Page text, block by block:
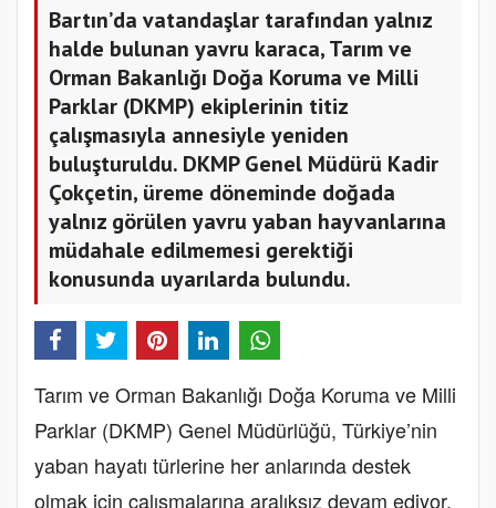
Bartın’da vatandaşlar tarafından yalnız
halde bulunan yavru karaca, Tarım ve
Orman Bakanlığı Doğa Koruma ve Milli
Parklar (DKMP) ekiplerinin titiz
çalışmasıyla annesiyle yeniden
buluşturuldu. DKMP Genel Müdürü Kadir
Çokçetin, üreme döneminde doğada
yalnız görülen yavru yaban hayvanlarına
müdahale edilmemesi gerektiği
konusunda uyarılarda bulundu.
Tarım ve Orman Bakanlığı Doğa Koruma ve Milli
Parklar (DKMP) Genel Müdürlüğü, Türkiye’nin
yaban hayatı türlerine her anlarında destek
olmak için çalışmalarına aralıksız devam ediyor.